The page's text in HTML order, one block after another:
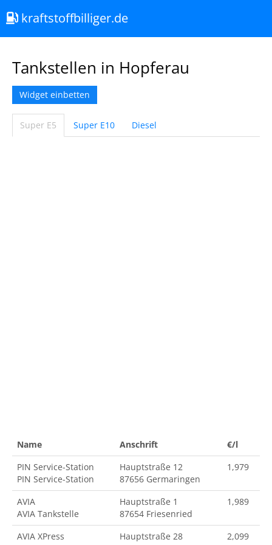
kraftstoffbilliger.de
Tankstellen in Hopferau
Widget einbetten
Super E5 Super E10 Diesel
Name Anschrift
€/l
PIN Service-Station
PIN Service-Station
Hauptstraße 12
87656 Germaringen
1,979
AVIA
AVIA Tankstelle
Hauptstraße 1
87654 Friesenried
1,989
AVIA XPress
Hauptstraße 28
2,099